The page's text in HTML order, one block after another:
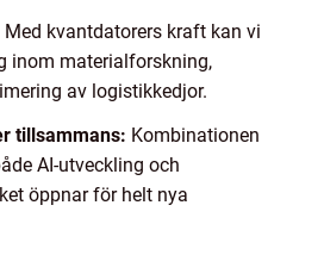
Med kvantdatorers kraft kan vi
inom materialforskning,
av logistikkedjor.
tillsammans: Kombinationen
AI-utveckling och
öppnar för helt nya